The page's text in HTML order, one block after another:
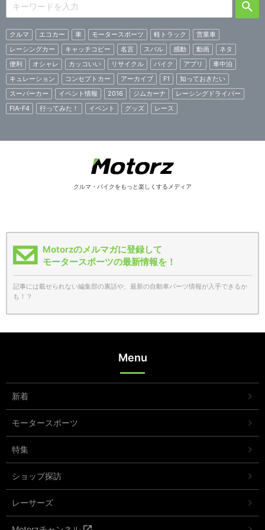
クルマ エコカー 車 モータースポーツ 軽トラック
営業車
レーシングカー
キャッチコピー 名言 スバル 感動 動画
ネタ
便利
オシャレ カッコいい リサイクル バイク アプリ
車中泊
キュレーション
コンセプトカー アーカイブ F1
知っておきたい
スーパーカー
イベント情報 2016 ジムカーナ
レーシングドライバー
FIA-F4
行ってみた！ イベント グッズ レース
クルマ・バイクをもっと楽しくするメディア
Motorzのメルマガに登録して
モータースポーツの最新情報を！
記事には載せられない編集部の裏話や、最新の自動車パーツ情報が入手できるか
も！？
Menu
新着
モータースポーツ
特集
ショップ探訪
レーサーズ